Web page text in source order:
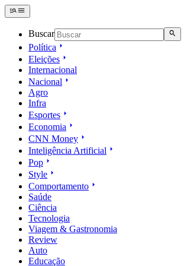
Buscar
Política
Eleições
Internacional
Nacional
Agro
Infra
Esportes
Economia
CNN Money
Inteligência Artificial
Pop
Style
Comportamento
Saúde
Ciência
Tecnologia
Viagem & Gastronomia
Review
Auto
Educação